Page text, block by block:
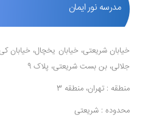
مدرسه نور ایمان
خیابان شریعتی، خیابان یخچال، خیابان
جلالی، بن بست شریعتی، پلاک 9
منطقه : تهران، منطقه 3
محدوده : شریعتی